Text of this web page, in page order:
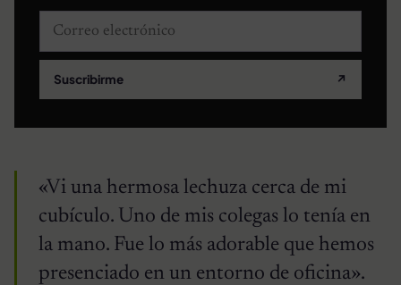
Correo electrónico
Suscribirme ↗
«Vi una hermosa lechuza cerca de mi
cubículo. Uno de mis colegas lo tenía en
la mano. Fue lo más adorable que hemos
presenciado en un entorno de oficina».